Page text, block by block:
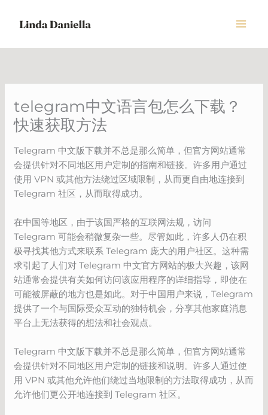
telegram中文语言包怎么下载？
快速获取方法
Telegram 中文版下载并不总是那么简单，但官方网站通常
会提供针对不同地区用户定制的指南和链接。许多用户通过
使用 VPN 或其他方法绕过区域限制，从而更自由地连接到
Telegram 社区，从而取得成功。
在中国等地区，由于该国严格的互联网法规，访问
Telegram 可能会稍微复杂一些。尽管如此，许多人仍在积
极寻找其他方式来联系 Telegram 庞大的用户社区。这种需
求引起了人们对 Telegram 中文官方网站的极大兴趣，该网
站通常会提供有关如何访问该应用程序的详细指导，即使在
可能被屏蔽的地方也是如此。对于中国用户来说，Telegram
提供了一个与国际受众互动的独特机会，分享其他家庭消息
平台上无法获得的想法和社会观点。
Telegram 中文版下载并不总是那么简单，但官方网站通常
会提供针对不同地区用户定制的链接和说明。许多人通过使
用 VPN 或其他允许他们绕过当地限制的方法取得成功，从而
允许他们更公开地连接到 Telegram 社区。